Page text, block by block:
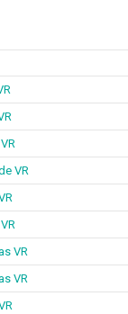
VR
VR
VR